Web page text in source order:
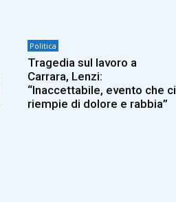
Politica
Tragedia sul lavoro a
Carrara, Lenzi:
“Inaccettabile, evento che ci
riempie di dolore e rabbia”